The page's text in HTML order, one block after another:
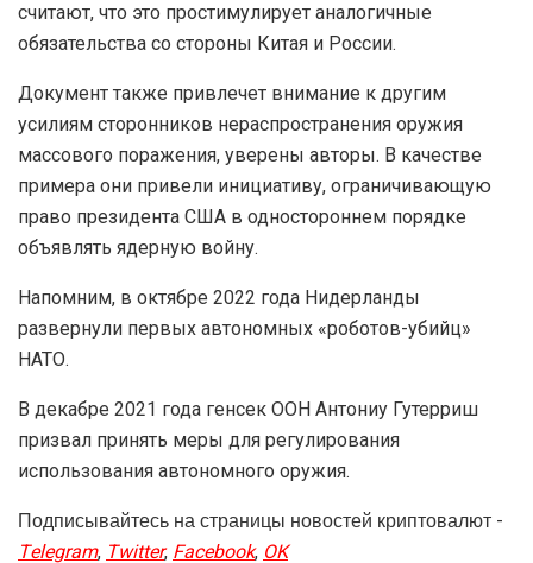
считают, что это простимулирует аналогичные
обязательства со стороны Китая и России.
Документ также привлечет внимание к другим
усилиям сторонников нераспространения оружия
массового поражения, уверены авторы. В качестве
примера они привели инициативу, ограничивающую
право президента США в одностороннем порядке
объявлять ядерную войну.
Напомним, в октябре 2022 года Нидерланды
развернули первых автономных «роботов-убийц»
НАТО.
В декабре 2021 года генсек ООН Антониу Гутерриш
призвал принять меры для регулирования
использования автономного оружия.
Подписывайтесь на страницы новостей криптовалют -
Telegram,Twitter,Facebook,OK